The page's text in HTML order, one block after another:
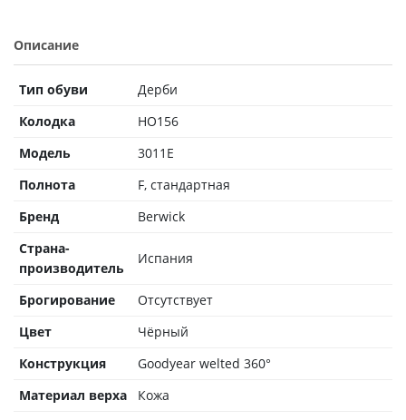
Описание
Тип обуви
Дерби
Колодка
HO156
Модель
3011E
Полнота
F, стандартная
Бренд
Berwick
Страна-
производитель
Испания
Брогирование
Отсутствует
Цвет
Чёрный
Конструкция
Goodyear welted 360°
Материал верха
Кожа